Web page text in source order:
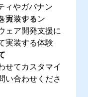
ィやガバナン
実装する
ェア開発支援に
カッション
実装する体験
せてカスタマイ
い合わせくださ